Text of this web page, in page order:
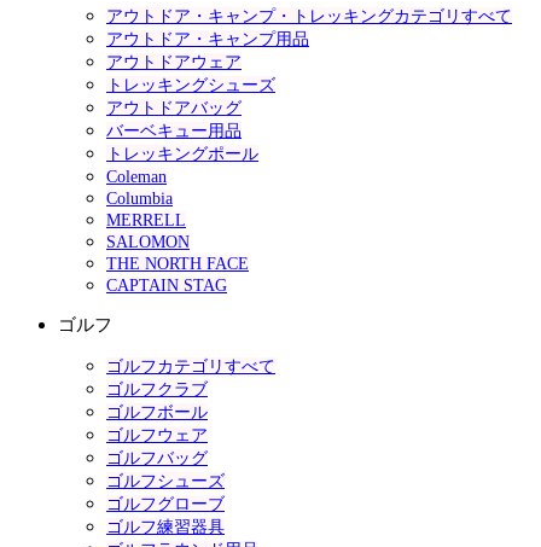
アウトドア・キャンプ・トレッキングカテゴリすべて
アウトドア・キャンプ用品
アウトドアウェア
トレッキングシューズ
アウトドアバッグ
バーベキュー用品
トレッキングポール
Coleman
Columbia
MERRELL
SALOMON
THE NORTH FACE
CAPTAIN STAG
ゴルフ
ゴルフカテゴリすべて
ゴルフクラブ
ゴルフボール
ゴルフウェア
ゴルフバッグ
ゴルフシューズ
ゴルフグローブ
ゴルフ練習器具